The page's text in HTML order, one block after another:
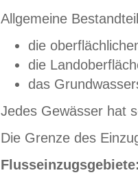
Allgemeine
die
die
das
Jedes Gewässer hat
Die Grenze des